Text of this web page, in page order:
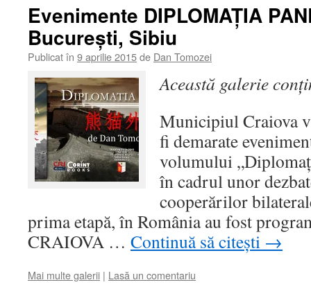
Evenimente DIPLOMAŢIA
Bucureşti, Sibiu
Publicat în 9 aprilie 2015de Dan Tomozei
Această galerie
Municipiul Craiova
fi demarate
volumului
în cadrul unor
cooperărilor
prima etapă, în România au fost
CRAIOVA … Continuă să citești →
Mai multe galerii | Lasă un comentariu